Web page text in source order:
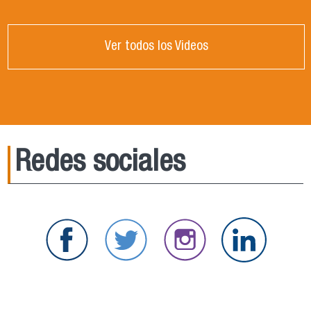
Ver todos los Videos
Redes sociales